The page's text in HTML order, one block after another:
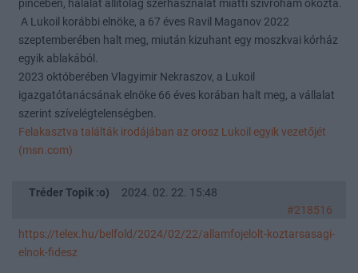
pincében, halálát állítólag szerhasználat miatti szívroham okozta.
A Lukoil korábbi elnöke, a 67 éves Ravil Maganov 2022
szeptemberében halt meg, miután kizuhant egy moszkvai kórház
egyik ablakából.
2023 októberében Vlagyimir Nekraszov, a Lukoil
igazgatótanácsának elnöke 66 éves korában halt meg, a vállalat
szerint szívelégtelenségben.
Felakasztva találták irodájában az orosz Lukoil egyik vezetőjét
(msn.com)
Tréder Topik :o)
2024. 02. 22. 15:48
#218516
https://telex.hu/belfold/2024/02/22/allamfojelolt-koztarsasagi-
elnok-fidesz